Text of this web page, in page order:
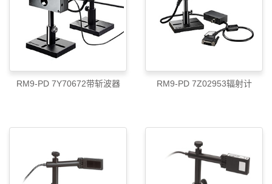
RM9-PD 7Y70672带斩波器 RM9-PD 7Z02953辐射计